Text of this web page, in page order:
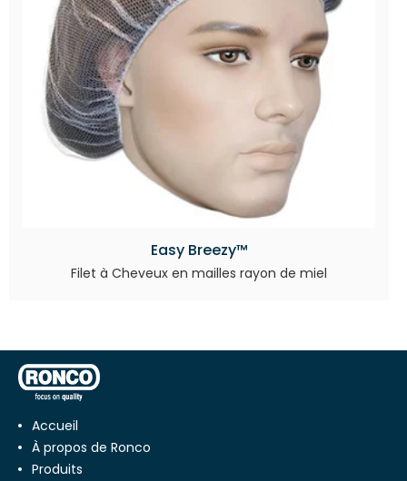
Easy Breezy™
Filet à Cheveux en mailles rayon de miel
Accueil
À propos de Ronco
Produits